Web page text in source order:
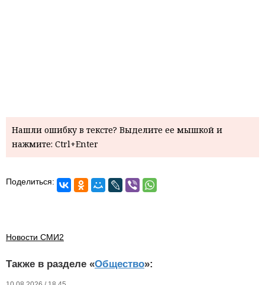
Нашли ошибку в тексте? Выделите ее мышкой и
нажмите: Ctrl+Enter
Поделиться:
Новости СМИ2
Также в разделе «Общество»: